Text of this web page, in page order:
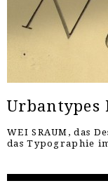
Urbantypes
WEI SRAUM, das
das Typographie